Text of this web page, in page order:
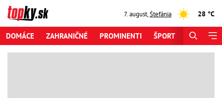
7. august,Štefánia 28 °C
DOMÁCE ZAHRANIČNÉ PROMINENTI ŠPORT